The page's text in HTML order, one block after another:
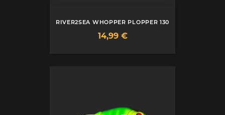
RIVER2SEA WHOPPER PLOPPER 130
Prix
14,99 €